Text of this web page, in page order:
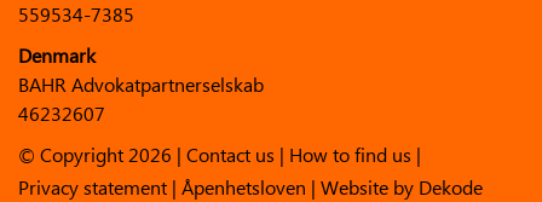
559534-7385
Denmark
BAHR Advokatpartnerselskab
46232607
© Copyright 2026 | Contact us | How to find us |
Privacy statement | Åpenhetsloven | Website by Dekode